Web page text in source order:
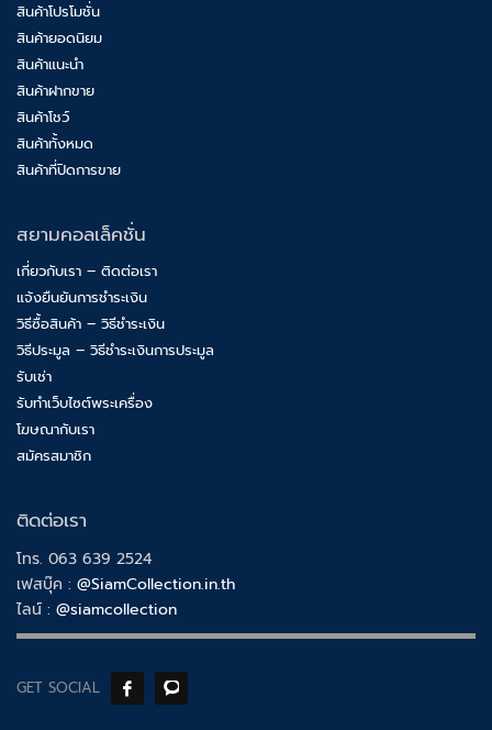
สินค้าโปรโมชั่น
สินค้ายอดนิยม
สินค้าแนะนำ
สินค้าฝากขาย
สินค้าโชว์
สินค้าทั้งหมด
สินค้าที่ปิดการขาย
สยามคอลเล็คชั่น
เกี่ยวกับเรา – ติดต่อเรา
แจ้งยืนยันการชำระเงิน
วิธีซื้อสินค้า – วิธีชำระเงิน
วิธีประมูล – วิธีชำระเงินการประมูล
รับเช่า
รับทำเว็บไซต์พระเครื่อง
โฆษณากับเรา
สมัครสมาชิก
ติดต่อเรา
โทร. 063 639 2524
เฟสบุ๊ค : @SiamCollection.in.th
ไลน์ : @siamcollection
GET SOCIAL